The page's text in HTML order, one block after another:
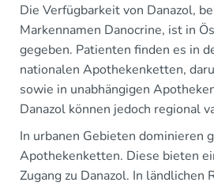
Die Verfügbarkeit von Danazol,
Markennamen Danocrine, ist in
gegeben. Patienten finden es in
nationalen Apothekenketten,
sowie in unabhängigen
Danazol können jedoch regional
In urbanen Gebieten dominieren
Apothekenketten. Diese bieten
Zugang zu Danazol. In ländlichen